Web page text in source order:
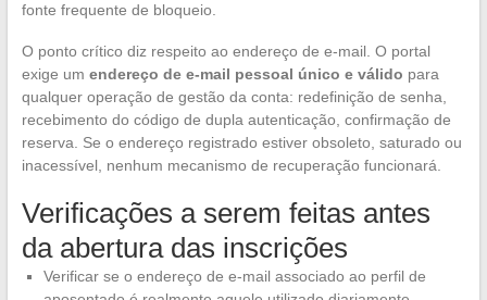
fonte frequente de bloqueio.
O ponto crítico diz respeito ao endereço de e-mail. O portal
exige um endereço de e-mail pessoal único e válido para
qualquer operação de gestão da conta: redefinição de senha,
recebimento do código de dupla autenticação, confirmação de
reserva. Se o endereço registrado estiver obsoleto, saturado ou
inacessível, nenhum mecanismo de recuperação funcionará.
Verificações a serem feitas antes
da abertura das inscrições
Verificar se o endereço de e-mail associado ao perfil de